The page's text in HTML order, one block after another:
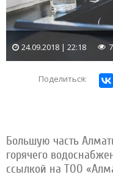
24.09.2018 | 22:18
Поделиться:
Большую часть
горячего
ссылкой на ТОО